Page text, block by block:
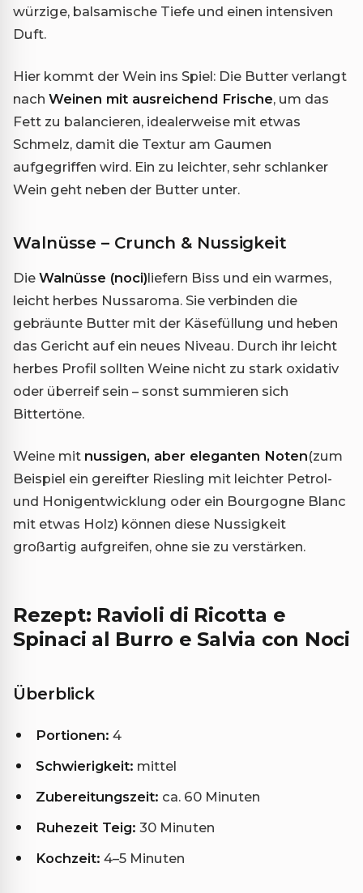
würzige, balsamische Tiefe und einen intensiven
Duft.
Hier kommt der Wein ins Spiel: Die Butter verlangt
nach Weinen mit ausreichend Frische, um das
Fett zu balancieren, idealerweise mit etwas
Schmelz, damit die Textur am Gaumen
aufgegriffen wird. Ein zu leichter, sehr schlanker
Wein geht neben der Butter unter.
Walnüsse – Crunch & Nussigkeit
Die Walnüsse (noci)liefern Biss und ein warmes,
leicht herbes Nussaroma. Sie verbinden die
gebräunte Butter mit der Käsefüllung und heben
das Gericht auf ein neues Niveau. Durch ihr leicht
herbes Profil sollten Weine nicht zu stark oxidativ
oder überreif sein – sonst summieren sich
Bittertöne.
Weine mit nussigen, aber eleganten Noten(zum
Beispiel ein gereifter Riesling mit leichter Petrol-
und Honigentwicklung oder ein Bourgogne Blanc
mit etwas Holz) können diese Nussigkeit
großartig aufgreifen, ohne sie zu verstärken.
Rezept: Ravioli di Ricotta e
Spinaci al Burro e Salvia con Noci
Überblick
Portionen: 4
Schwierigkeit: mittel
Zubereitungszeit: ca. 60 Minuten
Ruhezeit Teig: 30 Minuten
Kochzeit: 4–5 Minuten